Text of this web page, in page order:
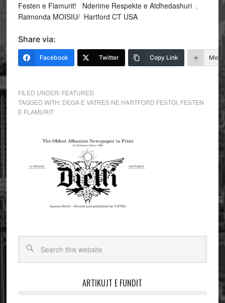
Festen e Flamurit! Nderime Respekte e Atdhedashuri .
Raimonda MOISIU/ Hartford CT USA
Share via:
Facebook Twitter Copy Link More
FILED UNDER: FEATURED
TAGGED WITH: DEGA E VATRES NE HARTFORD FESTOI, FESTEN
E FLAMURIT
ARTIKUJT E FUNDIT